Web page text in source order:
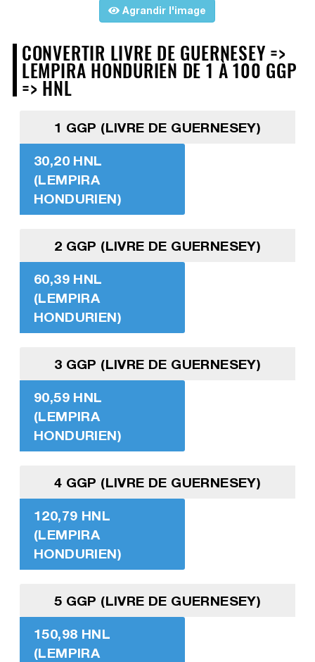
Agrandir l'image
CONVERTIR LIVRE DE GUERNESEY =>
LEMPIRA HONDURIEN DE 1 À 100 GGP
=> HNL
1 GGP (LIVRE DE GUERNESEY)
30,20 HNL
(LEMPIRA
HONDURIEN)
2 GGP (LIVRE DE GUERNESEY)
60,39 HNL
(LEMPIRA
HONDURIEN)
3 GGP (LIVRE DE GUERNESEY)
90,59 HNL
(LEMPIRA
HONDURIEN)
4 GGP (LIVRE DE GUERNESEY)
120,79 HNL
(LEMPIRA
HONDURIEN)
5 GGP (LIVRE DE GUERNESEY)
150,98 HNL
(LEMPIRA